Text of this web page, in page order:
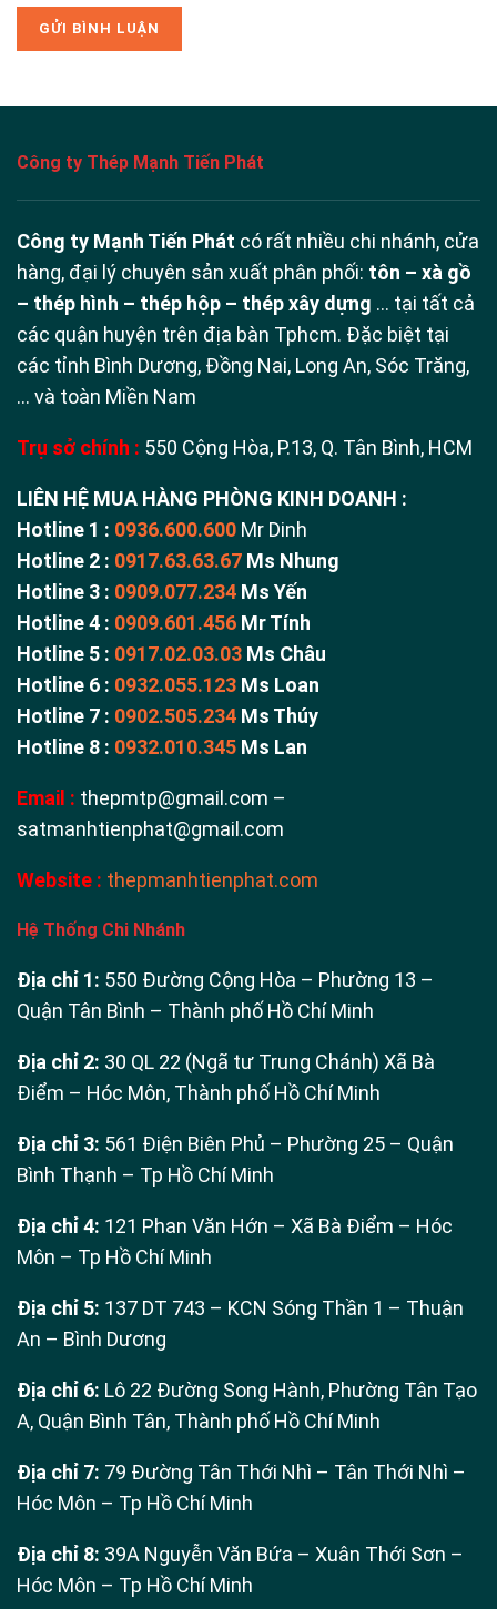
Công ty Thép Mạnh Tiến Phát
Công ty Mạnh Tiến Phát có rất nhiều chi nhánh, cửa
hàng, đại lý chuyên sản xuất phân phối: tôn – xà gồ
– thép hình – thép hộp – thép xây dựng … tại tất cả
các quận huyện trên địa bàn Tphcm. Đặc biệt tại
các tỉnh Bình Dương, Đồng Nai, Long An, Sóc Trăng,
… và toàn Miền Nam
Trụ sở chính : 550 Cộng Hòa, P.13, Q. Tân Bình, HCM
LIÊN HỆ MUA HÀNG PHÒNG KINH DOANH :
Hotline 1 : 0936.600.600 Mr Dinh
Hotline 2 : 0917.63.63.67 Ms Nhung
Hotline 3 : 0909.077.234 Ms Yến
Hotline 4 : 0909.601.456 Mr Tính
Hotline 5 : 0917.02.03.03 Ms Châu
Hotline 6 : 0932.055.123 Ms Loan
Hotline 7 : 0902.505.234 Ms Thúy
Hotline 8 : 0932.010.345 Ms Lan
Email : thepmtp@gmail.com –
satmanhtienphat@gmail.com
Website : thepmanhtienphat.com
Hệ Thống Chi Nhánh
Địa chỉ 1: 550 Đường Cộng Hòa – Phường 13 –
Quận Tân Bình – Thành phố Hồ Chí Minh
Địa chỉ 2: 30 QL 22 (Ngã tư Trung Chánh) Xã Bà
Điểm – Hóc Môn, Thành phố Hồ Chí Minh
Địa chỉ 3: 561 Điện Biên Phủ – Phường 25 – Quận
Bình Thạnh – Tp Hồ Chí Minh
Địa chỉ 4: 121 Phan Văn Hớn – Xã Bà Điểm – Hóc
Môn – Tp Hồ Chí Minh
Địa chỉ 5: 137 DT 743 – KCN Sóng Thần 1 – Thuận
An – Bình Dương
Địa chỉ 6: Lô 22 Đường Song Hành, Phường Tân Tạo
A, Quận Bình Tân, Thành phố Hồ Chí Minh
Địa chỉ 7: 79 Đường Tân Thới Nhì – Tân Thới Nhì –
Hóc Môn – Tp Hồ Chí Minh
Địa chỉ 8: 39A Nguyễn Văn Bứa – Xuân Thới Sơn –
Hóc Môn – Tp Hồ Chí Minh